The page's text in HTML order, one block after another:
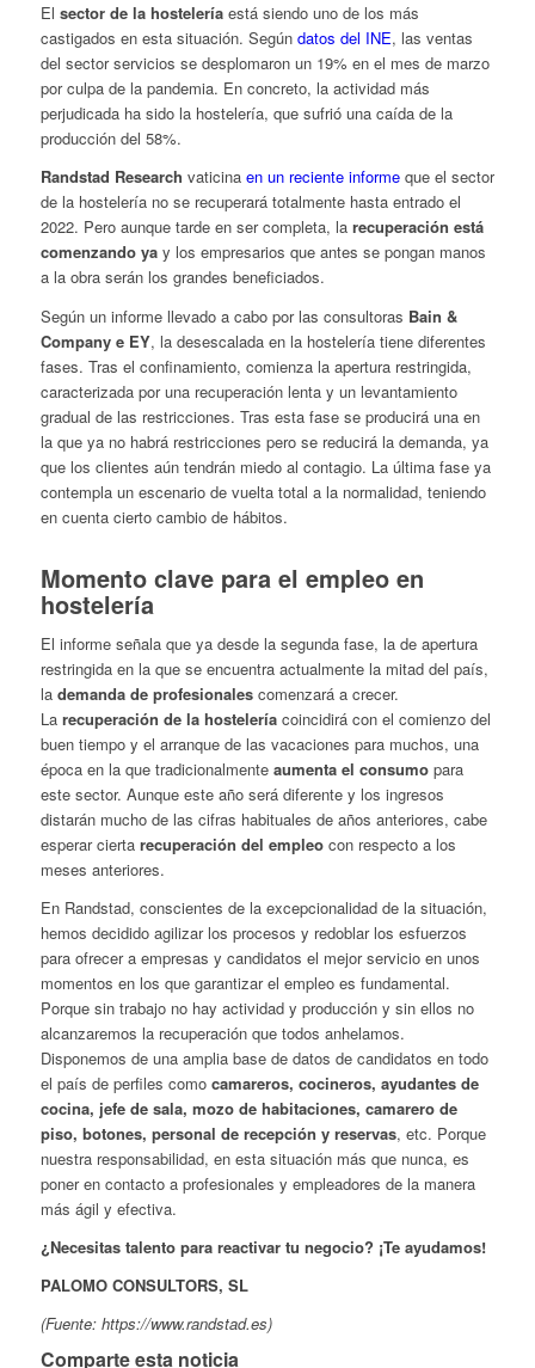
El sector de la hosteleríaestá siendo uno de los más
castigados en esta situación. Según datos del INE, las ventas
del sector servicios se desplomaron un 19% en el mes de marzo
por culpa de la pandemia. En concreto, la actividad más
perjudicada ha sido la hostelería, que sufrió una caída de la
producción del 58%.
Randstad Research vaticina en un reciente informeque el sector
de la hostelería no se recuperará totalmente hasta entrado el
2022. Pero aunque tarde en ser completa, la recuperación está
comenzando yay los empresarios que antes se pongan manos
a la obra serán los grandes beneficiados.
Según un informe llevado a cabo por las consultoras Bain &
Company e EY, la desescalada en la hostelería tiene diferentes
fases. Tras el confinamiento, comienza la apertura restringida,
caracterizada por una recuperación lenta y un levantamiento
gradual de las restricciones. Tras esta fase se producirá una en
la que ya no habrá restricciones pero se reducirá la demanda, ya
que los clientes aún tendrán miedo al contagio. La última fase ya
contempla un escenario de vuelta total a la normalidad, teniendo
en cuenta cierto cambio de hábitos.
Momento clave para el empleo en
hostelería
El informe señala que ya desde la segunda fase, la de apertura
restringida en la que se encuentra actualmente la mitad del país,
la demanda de profesionalescomenzará a crecer.
La recuperación de la hosteleríacoincidirá con el comienzo del
buen tiempo y el arranque de las vacaciones para muchos, una
época en la que tradicionalmente aumenta el consumopara
este sector. Aunque este año será diferente y los ingresos
distarán mucho de las cifras habituales de años anteriores, cabe
esperar cierta recuperación del empleocon respecto a los
meses anteriores.
En Randstad, conscientes de la excepcionalidad de la situación,
hemos decidido agilizar los procesos y redoblar los esfuerzos
para ofrecer a empresas y candidatos el mejor servicio en unos
momentos en los que garantizar el empleo es fundamental.
Porque sin trabajo no hay actividad y producción y sin ellos no
alcanzaremos la recuperación que todos anhelamos.
Disponemos de una amplia base de datos de candidatos en todo
el país de perfiles como camareros, cocineros, ayudantes de
cocina, jefe de sala, mozo de habitaciones, camarero de
piso, botones, personal de recepción y reservas, etc. Porque
nuestra responsabilidad, en esta situación más que nunca, es
poner en contacto a profesionales y empleadores de la manera
más ágil y efectiva.
¿Necesitas talento para reactivar tu negocio? ¡Te ayudamos!
PALOMO CONSULTORS, SL
(Fuente: https://www.randstad.es)
Comparte esta noticia